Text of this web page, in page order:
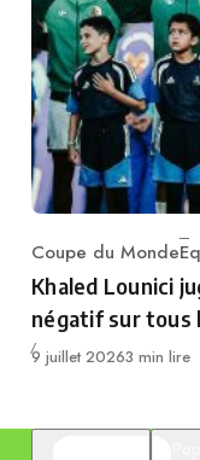
Category
Coupe du Monde
Khaled Lounici
négatif sur tous
Publié
9 juillet 20263 min lire